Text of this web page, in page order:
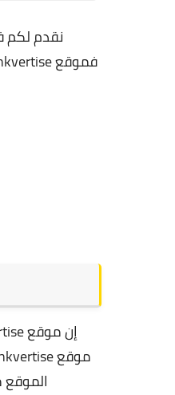
نقدم لكم
فموقع linkvertise الذي يعتبر من أفضل مواقع اختصار الروابط يقدم لكم 2 دولار هدية عند التسجيل لعام 2024
إن موقع linkvertise الأفضل على الإطلاق في مجال كسب المال عبر الانترنت من خلال اختصار الروابط,
موقع linkvertise الرائع الذي يمكنكم من الربح من إختصار الروابط بدون نشرها,